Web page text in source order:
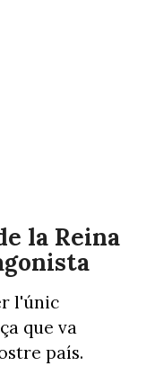
la Reina
l'únic
que va
país.